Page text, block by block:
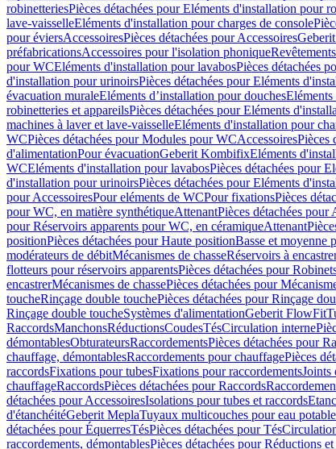
robinetteriesPièces détachées pour Eléments d'installation pour
lave-vaisselleEléments d'installation pour charges de console
pour éviersAccessoiresPièces détachées pour Accessoires
préfabricationsAccessoires pour l'isolation phoniqueRevêtements
pour WCEléments d'installation pour lavabosPièces détachées
d'installation pour urinoirsPièces détachées pour Eléments
évacuation muraleEléments d’installation pour douchesEléments
robinetteries et appareilsPièces détachées pour Eléments
machines à laver et lave-vaisselleEléments d'installation pour
WCPièces détachées pour Modules pour WCAccessoiresPièces
d'alimentationPour évacuationGeberit KombifixEléments
WCEléments d'installation pour lavabosPièces détachées pour
d'installation pour urinoirsPièces détachées pour Eléments
pour AccessoiresPour eléments de WCPour fixationsPièces
pour WC, en matière synthétiqueAttenantPièces détachées pour
pour Réservoirs apparents pour WC, en céramiqueAttenant
positionPièces détachées pour Haute positionBasse et moyenne
modérateurs de débitMécanismes de chasseRéservoirs à
flotteurs pour réservoirs apparentsPièces détachées pour
encastrerMécanismes de chassePièces détachées pour
toucheRinçage double touchePièces détachées pour Rinçage
Rinçage double toucheSystèmes d'alimentationGeberit FlowFit
RaccordsManchonsRéductionsCoudesTésCirculation interne
démontablesObturateursRaccordementsPièces détachées pour
chauffage, démontablesRaccordements pour chauffagePièces
raccordsFixations pour tubesFixations pour raccordementsJoints
chauffageRaccordsPièces détachées pour Raccords
détachées pour AccessoiresIsolations pour tubes et raccords
d'étanchéitéGeberit MeplaTuyaux multicouches pour eau potable
détachées pour ÉquerresTésPièces détachées pour Tés
raccordements, démontablesPièces détachées pour Réductions